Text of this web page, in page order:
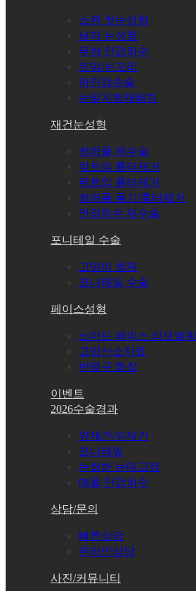
스완 첫눈성형
남자 눈성형
무쌍 안검하수
트임/눈꼬리
하안검수술
눈밑지방재배치
재건눈성형
쌍꺼풀 재수술
앞트임 흉터제거
뒤트임 흉터제거
쌍꺼풀 풀기/흉터제거
안검하수 재수술
포니테일 수술
고양이 쌍재
포니테일 수술
페이스성형
노마드 페이스 리모델링
고압산소치료
반영구 화장
이벤트
2026수술경과
앞재건/뒤재건
포니테일
눈썹하 눈매교정
매몰 안검하수
상담/문의
빠른상담
온라인상담
사진/커뮤니티